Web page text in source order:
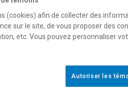
pragmatisme et
(cookies) afin de collecter des
sur le site, de vous proposer des
etc. Vous pouvez personnaliser
Autoriser les